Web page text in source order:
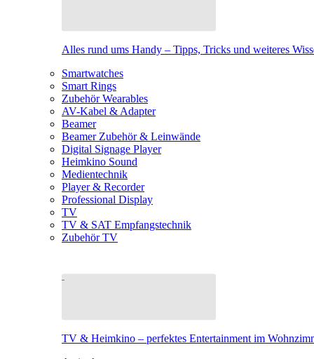
Alles rund ums Handy – Tipps, Tricks und weiteres
Smartwatches
Smart Rings
Zubehör Wearables
AV-Kabel & Adapter
Beamer
Beamer Zubehör & Leinwände
Digital Signage Player
Heimkino Sound
Medientechnik
Player & Recorder
Professional Display
TV
TV & SAT Empfangstechnik
Zubehör TV
TV & Heimkino – perfektes Entertainment im